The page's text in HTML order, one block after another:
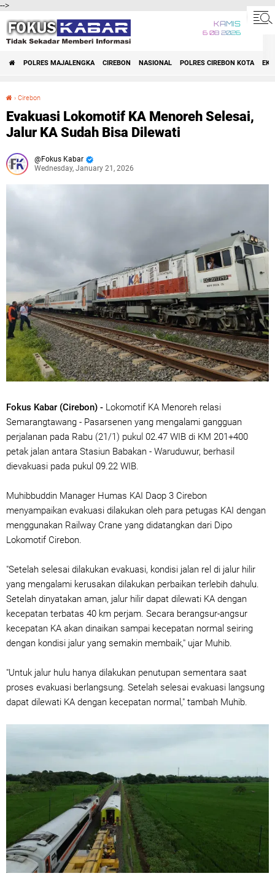
-->
KAMIS
6 08 2026
POLRES MAJALENGKA CIREBON NASIONAL POLRES CIREBON KOTA
› Cirebon
Evakuasi Lokomotif KA Menoreh Selesai,
Jalur KA Sudah Bisa Dilewati
Fokus Kabar
Wednesday, January 21, 2026
Fokus Kabar (Cirebon) - Lokomotif KA Menoreh relasi
Semarangtawang - Pasarsenen yang mengalami gangguan
perjalanan pada Rabu (21/1) pukul 02.47 WIB di KM 201+400
petak jalan antara Stasiun Babakan - Waruduwur, berhasil
dievakuasi pada pukul 09.22 WIB.
Muhibbuddin Manager Humas KAI Daop 3 Cirebon
menyampaikan evakuasi dilakukan oleh para petugas KAI dengan
menggunakan Railway Crane yang didatangkan dari Dipo
Lokomotif Cirebon.
"Setelah selesai dilakukan evakuasi, kondisi jalan rel di jalur hilir
yang mengalami kerusakan dilakukan perbaikan terlebih dahulu.
Setelah dinyatakan aman, jalur hilir dapat dilewati KA dengan
kecepatan terbatas 40 km perjam. Secara berangsur-angsur
kecepatan KA akan dinaikan sampai kecepatan normal seiring
dengan kondisi jalur yang semakin membaik," ujar Muhib.
"Untuk jalur hulu hanya dilakukan penutupan sementara saat
proses evakuasi berlangsung. Setelah selesai evakuasi langsung
dapat dilewati KA dengan kecepatan normal," tambah Muhib.